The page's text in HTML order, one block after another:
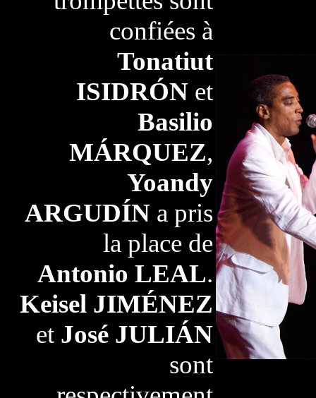
confiées à
Tonatiut
ISIDRÓNet
Basilio
MÁRQUEZ,
Yoandy
ARGUDÍNa pris
la place de
Antonio LEAL.
Keisel JIMÉNEZ
et José JULIÁN
sont